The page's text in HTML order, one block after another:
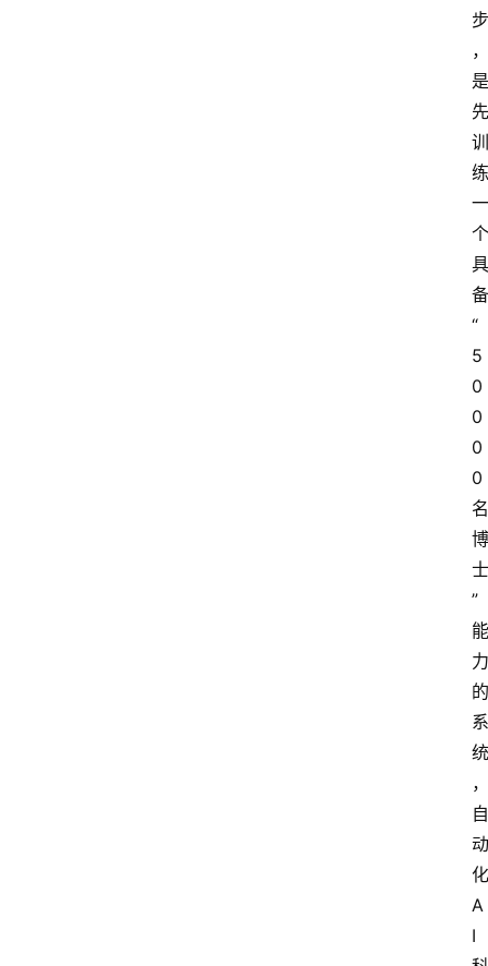
步
，
是
先
训
练
一
个
具
备
“
5
0
0
0
0
名
博
士
”
能
力
的
系
统
，
自
动
化
A
I